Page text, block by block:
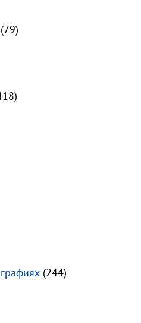
(79)
(244)